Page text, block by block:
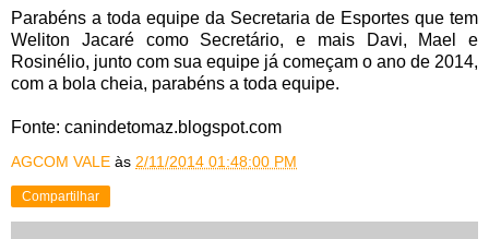
Parabéns a toda equipe da Secretaria de Esportes que tem
Weliton Jacaré como Secretário, e mais Davi, Mael e
Rosinélio, junto com sua equipe já começam o ano de 2014,
com a bola cheia, parabéns a toda equipe.
Fonte: canindetomaz.blogspot.com
AGCOM VALE às 2/11/2014 01:48:00 PM
Compartilhar